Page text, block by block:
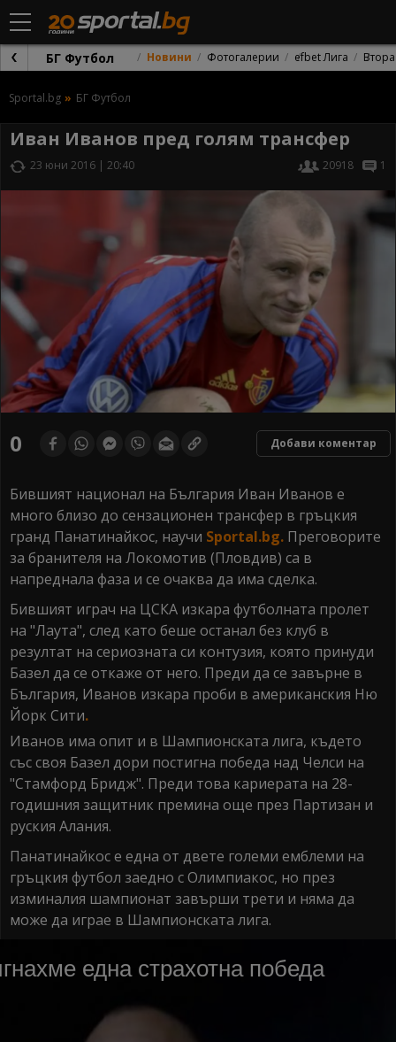
БГ Футбол Новини Фотогалерии efbet Лига
Sportal.bg БГ Футбол
Иван Иванов пред голям трансфер
23 юни 2016 | 20:40 20918 1
0 Добави коментар
Бившият национал на България Иван Иванов е
много близо до сензационен трансфер в гръцкия
гранд Панатинайкос, научи Sportal.bg. Преговорите
за бранителя на Локомотив (Пловдив) са в
напреднала фаза и се очаква да има сделка.
Бившият играч на ЦСКА изкара футболната пролет
на "Лаута", след като беше останал без клуб в
резултат на сериозната си контузия, която принуди
Базел да се откаже от него. Преди да се завърне в
България, Иванов изкара проби в американския Ню
Йорк Сити.
Иванов има опит и в Шампионската лига, където
със своя Базел дори постигна победа над Челси на
"Стамфорд Бридж". Преди това кариерата на 28-
годишния защитник премина още през Партизан и
руския Алания.
Панатинайкос е една от двете големи емблеми на
гръцкия футбол заедно с Олимпиакос, но през
изминалия шампионат завърши трети и няма да
може да играе в Шампионската лига.